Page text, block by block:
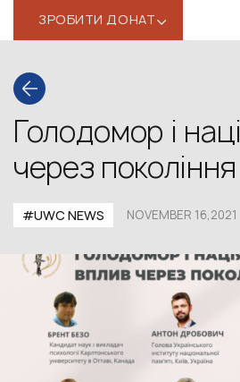
ЗРОБИТИ ДОНАТ‹
Голодомор і
через покоління
#UWС NEWS NOVEMBER 16,2021